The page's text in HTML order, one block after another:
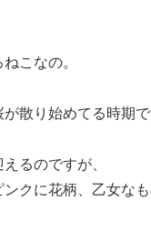
こなの。
が散り始めてる時期
るのですが、
ンクに花柄、乙女な